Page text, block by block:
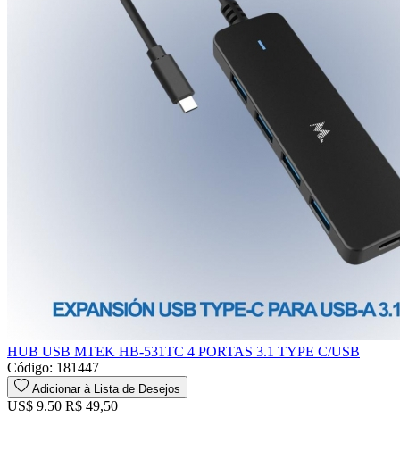
HUB USB MTEK HB-531TC 4 PORTAS 3.1 TYPE C/USB
Código: 181447
Adicionar à Lista de Desejos
US$ 9.50 R$ 49,50